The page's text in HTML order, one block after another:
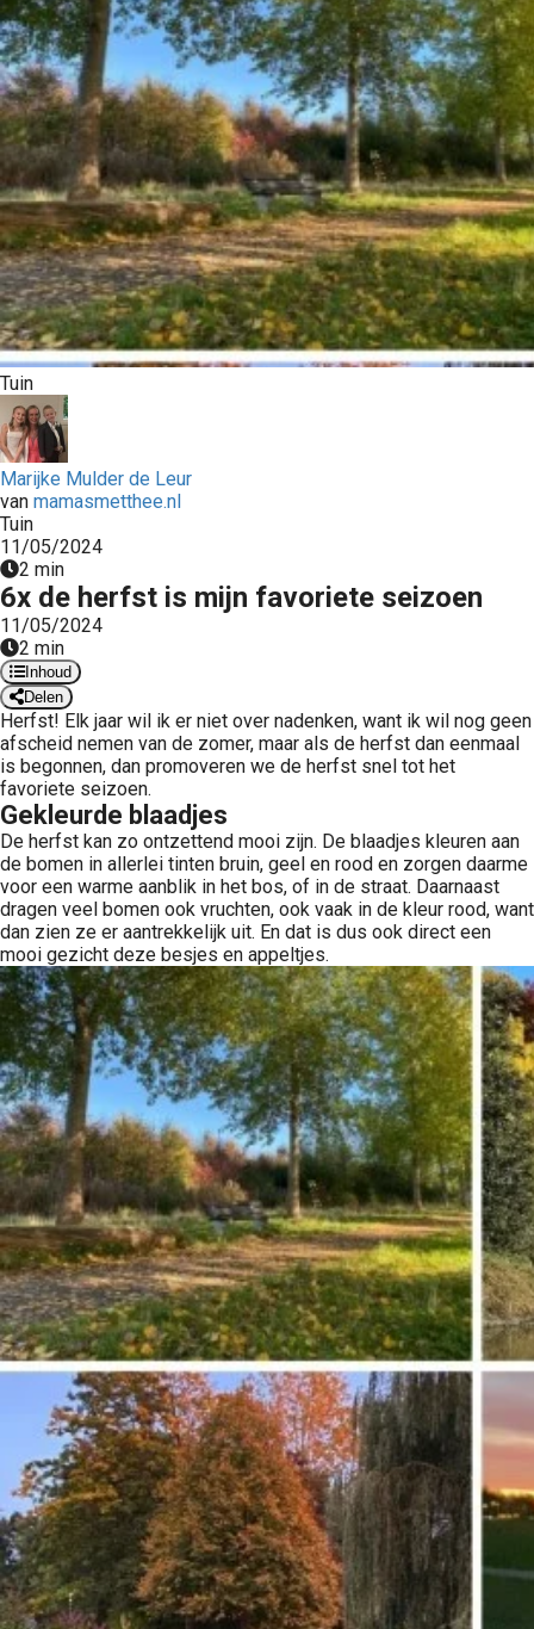
Tuin
Marijke Mulder de Leur
van mamasmetthee.nl
Tuin
11/05/2024
2 min
6x de herfst is mijn favoriete seizoen
11/05/2024
2 min
Inhoud
Delen
Herfst! Elk jaar wil ik er niet over nadenken, want ik wil nog geen
afscheid nemen van de zomer, maar als de herfst dan eenmaal
is begonnen, dan promoveren we de herfst snel tot het
favoriete seizoen.
Gekleurde blaadjes
De herfst kan zo ontzettend mooi zijn. De blaadjes kleuren aan
de bomen in allerlei tinten bruin, geel en rood en zorgen daarme
voor een warme aanblik in het bos, of in de straat. Daarnaast
dragen veel bomen ook vruchten, ook vaak in de kleur rood, want
dan zien ze er aantrekkelijk uit. En dat is dus ook direct een
mooi gezicht deze besjes en appeltjes.